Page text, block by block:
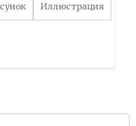
Иллюстрация